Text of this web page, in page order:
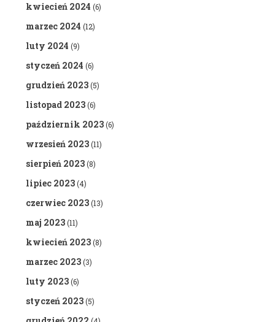
kwiecień 2024 (6)
marzec 2024 (12)
luty 2024 (9)
styczeń 2024 (6)
grudzień 2023(5)
listopad 2023(6)
październik 2023(6)
wrzesień 2023(11)
sierpień 2023(8)
lipiec 2023(4)
czerwiec 2023(13)
maj 2023(11)
kwiecień 2023(8)
marzec 2023(3)
luty 2023(6)
styczeń 2023(5)